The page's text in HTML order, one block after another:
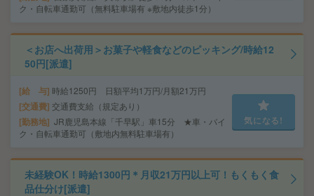
ク・自転車通勤可（無料駐車場有 ※敷地内徒歩1分）
＜お店へ出荷用＞お菓子や軽食などのピッキング/時給12
50円[派遣]
給 与 時給1250円 日額平均1万円/月額21万円
交通費 交通費支給（規定あり）
勤務地 JR鹿児島本線「千早駅」車15分 ★車・バイ
ク・自転車通勤可（敷地内無料駐車場有）
気になる!
未経験OK！時給1300円＊月収21万円以上可！もくもく食
品仕分け[派遣]